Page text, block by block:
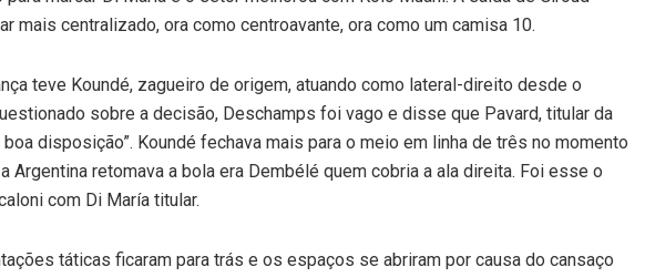
mais centralizado, ora como centroavante, ora como um camisa 10.
teve Koundé, zagueiro de origem, atuando como lateral-direito desde o
sobre a decisão, Deschamps foi vago e disse que Pavard, titular da
boa disposição”. Koundé fechava mais para o meio em linha de três no momento
Argentina retomava a bola era Dembélé quem cobria a ala direita. Foi esse o
com Di María titular.
táticas ficaram para trás e os espaços se abriram por causa do cansaço